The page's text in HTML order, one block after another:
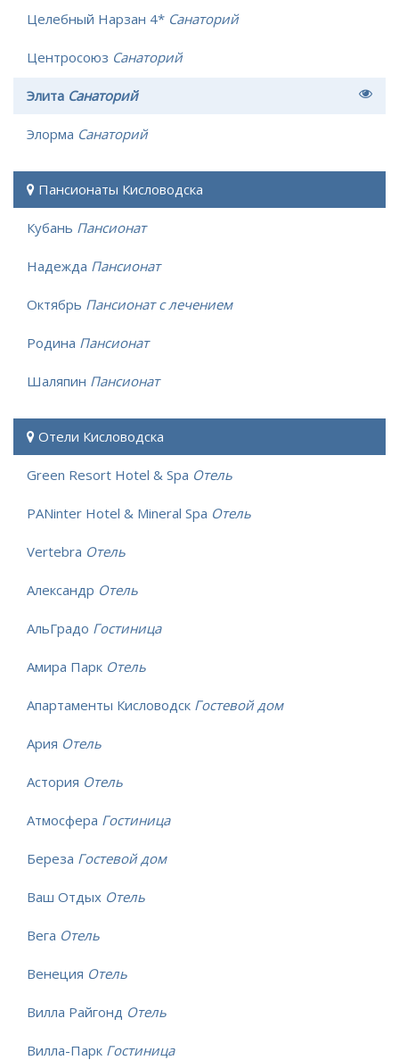
Целебный Нарзан 4* Санаторий
Центросоюз Санаторий
Элита Санаторий
Элорма Санаторий
Пансионаты Кисловодска
Кубань Пансионат
Надежда Пансионат
Октябрь Пансионат с лечением
Родина Пансионат
Шаляпин Пансионат
Отели Кисловодска
Green Resort Hotel & Spa Отель
PANinter Hotel & Mineral Spa Отель
Vertebra Отель
Александр Отель
АльГрадо Гостиница
Амира Парк Отель
Апартаменты Кисловодск Гостевой дом
Ария Отель
Астория Отель
Атмосфера Гостиница
Береза Гостевой дом
Ваш Отдых Отель
Вега Отель
Венеция Отель
Вилла Райгонд Отель
Вилла-Парк Гостиница